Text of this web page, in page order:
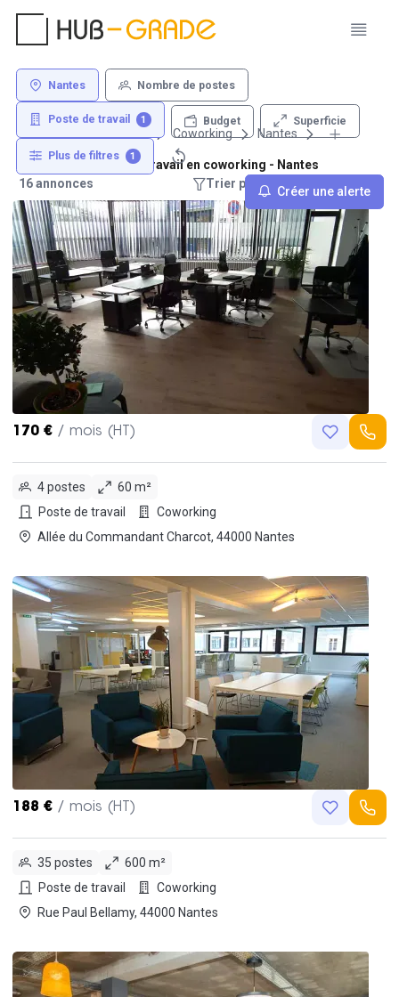
Nantes Nombre de postes
Poste de travail 1 Budget Superficie
Plus de filtres 1
Créer une alerte
Coworking Nantes
Location de poste de travail en coworking - Nantes
16 annonces
Trier par : Recommandations
170 € / mois (HT)
4 postes
60 m²
Poste de travail
Coworking
Allée du Commandant Charcot, 44000 Nantes
188 € / mois (HT)
35 postes
600 m²
Poste de travail
Coworking
Rue Paul Bellamy, 44000 Nantes